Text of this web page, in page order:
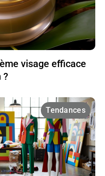
visage efficace
?
Tendances